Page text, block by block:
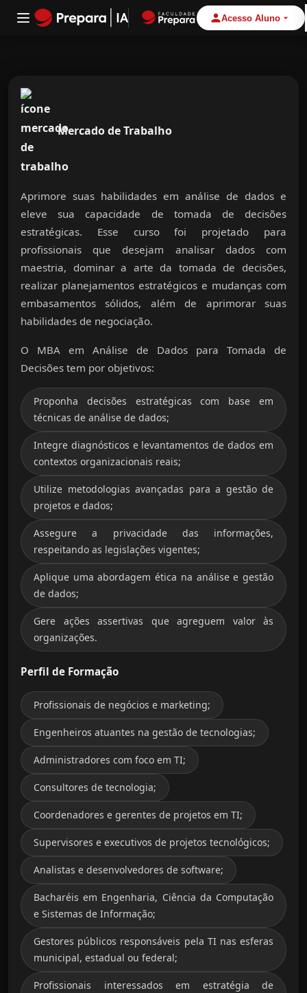
Alternar Nav Acesso Aluno
Mercado de Trabalho
Aprimore suas habilidades em análise de dados e
eleve sua capacidade de tomada de decisões
estratégicas. Esse curso foi projetado para
profissionais que desejam analisar dados com
maestria, dominar a arte da tomada de decisões,
realizar planejamentos estratégicos e mudanças com
embasamentos sólidos, além de aprimorar suas
habilidades de negociação.
O MBA em Análise de Dados para Tomada de
Decisões tem por objetivos:
Proponha decisões estratégicas com base em
técnicas de análise de dados;
Integre diagnósticos e levantamentos de dados em
contextos organizacionais reais;
Utilize metodologias avançadas para a gestão de
projetos e dados;
Assegure a privacidade das informações,
respeitando as legislações vigentes;
Aplique uma abordagem ética na análise e gestão
de dados;
Gere ações assertivas que agreguem valor às
organizações.
Perfil de Formação
Profissionais de negócios e marketing;
Engenheiros atuantes na gestão de tecnologias;
Administradores com foco em TI;
Consultores de tecnologia;
Coordenadores e gerentes de projetos em TI;
Supervisores e executivos de projetos tecnológicos;
Analistas e desenvolvedores de software;
Bacharéis em Engenharia, Ciência da Computação
e Sistemas de Informação;
Gestores públicos responsáveis pela TI nas esferas
municipal, estadual ou federal;
Profissionais interessados em estratégia de